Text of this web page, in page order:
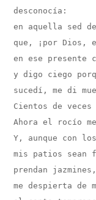
desconocía:
en aquella sed de
que, ¡por Dios,
en ese presente
y digo ciego
sucedí, me di
Cientos de
Ahora el rocío
Y, aunque con
mis patios sean
prendan jazmines,
me despierta de